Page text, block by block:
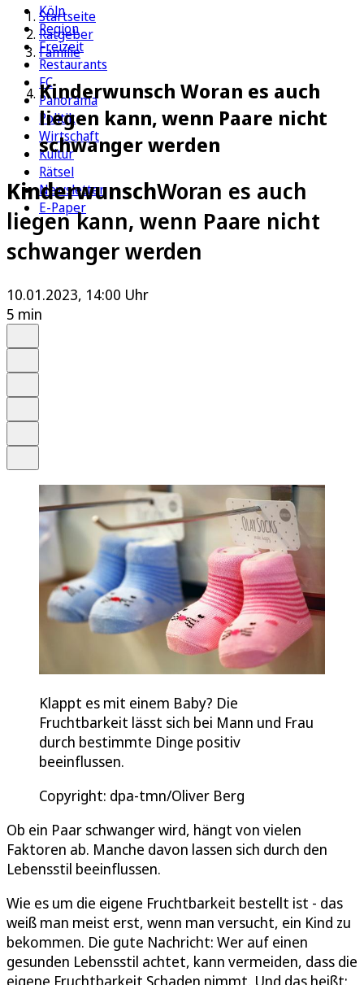
Köln
Region
Freizeit
Restaurants
FC
Panorama
Politik
Wirtschaft
Kultur
Rätsel
Newsletter
E-Paper
Startseite
Ratgeber
Familie
Kinderwunsch Woran es auch
liegen kann, wenn Paare nicht
schwanger werden
KinderwunschWoran es auch
liegen kann, wenn Paare nicht
schwanger werden
10.01.2023, 14:00 Uhr
5 min
Klappt es mit einem Baby? Die
Fruchtbarkeit lässt sich bei Mann und Frau
durch bestimmte Dinge positiv
beeinflussen.
Copyright: dpa-tmn/Oliver Berg
Ob ein Paar schwanger wird, hängt von vielen
Faktoren ab. Manche davon lassen sich durch den
Lebensstil beeinflussen.
Wie es um die eigene Fruchtbarkeit bestellt ist - das
weiß man meist erst, wenn man versucht, ein Kind zu
bekommen. Die gute Nachricht: Wer auf einen
gesunden Lebensstil achtet, kann vermeiden, dass die
eigene Fruchtbarkeit Schaden nimmt. Und das heißt: